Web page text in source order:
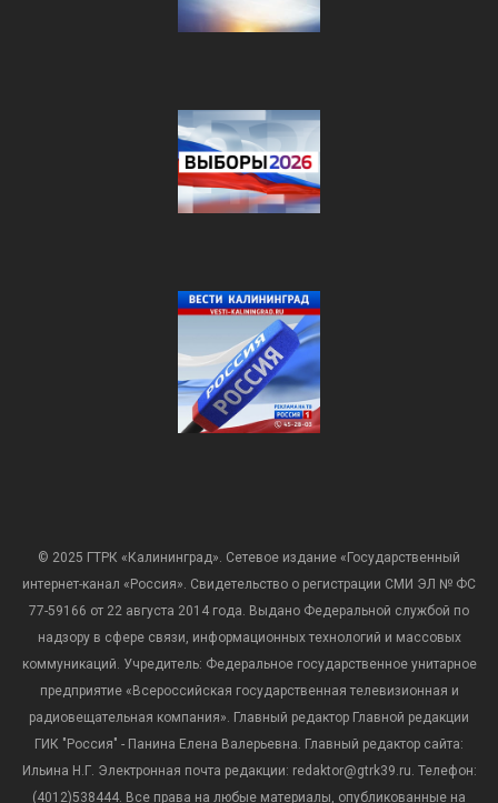
© 2025 ГТРК «Калининград». Сетевое издание «Государственный
интернет-канал «Россия». Свидетельство о регистрации СМИ ЭЛ № ФС
77-59166 от 22 августа 2014 года. Выдано Федеральной службой по
надзору в сфере связи, информационных технологий и массовых
коммуникаций. Учредитель: Федеральное государственное унитарное
предприятие «Всероссийская государственная телевизионная и
радиовещательная компания». Главный редактор Главной редакции
ГИК "Россия" - Панина Елена Валерьевна. Главный редактор сайта:
Ильина Н.Г. Электронная почта редакции: redaktor@gtrk39.ru. Телефон:
(4012)538444. Все права на любые материалы, опубликованные на